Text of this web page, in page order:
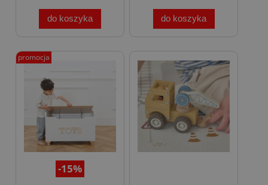
do koszyka do koszyka
-15%
promocja